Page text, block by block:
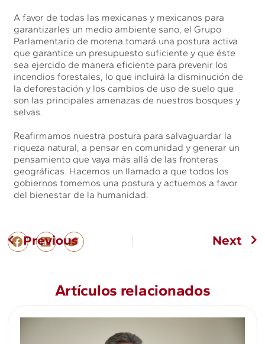
A favor de todas las mexicanas y mexicanos para
garantizarles un medio ambiente sano, el Grupo
Parlamentario de morena tomará una postura activa
que garantice un presupuesto suficiente y que éste
sea ejercido de manera eficiente para prevenir los
incendios forestales, lo que incluirá la disminución de
la deforestación y los cambios de uso de suelo que
son las principales amenazas de nuestros bosques y
selvas.
Reafirmamos nuestra postura para salvaguardar la
riqueza natural, a pensar en comunidad y generar un
pensamiento que vaya más allá de las fronteras
geográficas. Hacemos un llamado a que todos los
gobiernos tomemos una postura y actuemos a favor
del bienestar de la humanidad.
Previous Next
Artículos relacionados